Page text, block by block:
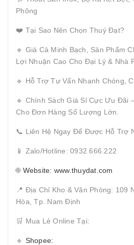
Phông
❤️ Tại Sao Nên Chọn Thuý Đạt?
🔹 Giá Cả Minh Bạch, Sản Phẩm
Lợi Nhuận Cao Cho Đại Lý & Nhà
🔹 Hỗ Trợ Tư Vấn Nhanh Chóng,
🔹 Chính Sách Giá Sỉ Cực Ưu Đãi
Cho Đơn Hàng Số Lượng Lớn.
📞 Liên Hệ Ngay Để Được Hỗ Trợ
📱 Zalo/Hotline: 0932.666.222
🌐 Website: www.thuydat.com
📍 Địa Chỉ Kho & Văn Phòng: 109
Hòa, Tp. Nam Định
🛒 Mua Lẻ Online Tại:
🔹 Shopee: